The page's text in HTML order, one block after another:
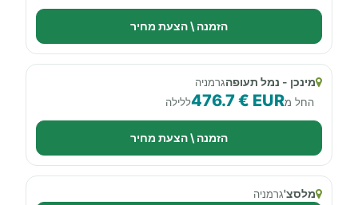
הזמנה \ הצעת מחיר
מינכן - נמל תעופהגרמניה
החל מ476.7 € EURללילה
הזמנה \ הצעת מחיר
מלסצ'גרמניה